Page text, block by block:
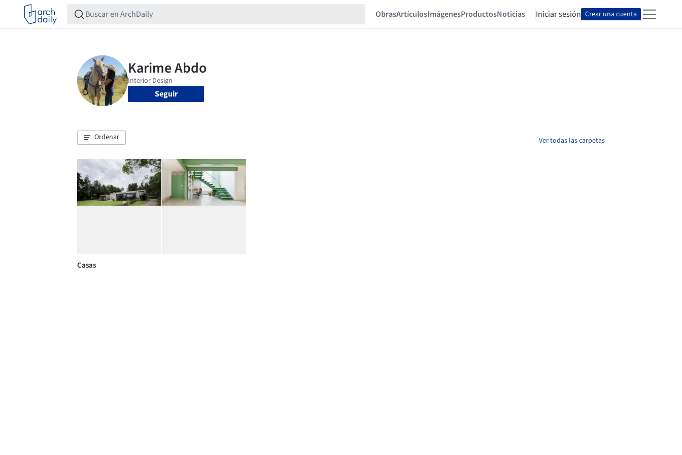
ObrasArtículosImágenesProductosNoticias Iniciar sesión Crear una cuenta
Seguir
Ordenar Ver todas las carpetas
Casas